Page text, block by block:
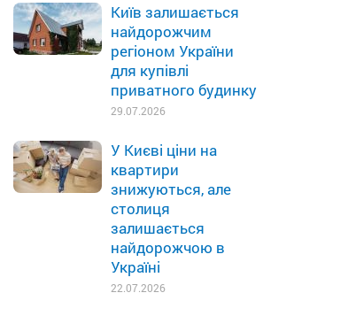
Київ залишається
найдорожчим
регіоном України
для купівлі
приватного будинку
29.07.2026
У Києві ціни на
квартири
знижуються, але
столиця
залишається
найдорожчою в
Україні
22.07.2026